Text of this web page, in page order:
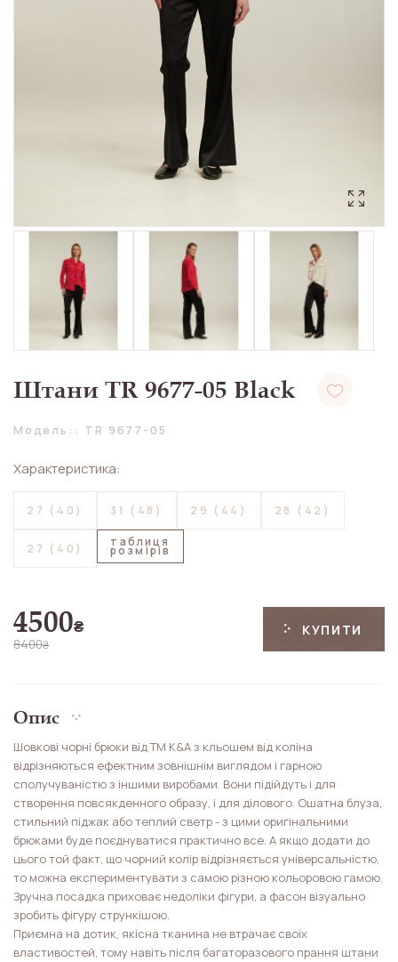
Штани TR 9677-05 Black
Модель:: TR 9677-05
Характеристика:
27 (40) 31 (48) 29 (44) 28 (42)
27 (40) таблиця
розмірів
4500₴
8400₴
КУПИТИ
Опис
Шовкові чорні брюки від ТМ K&A з кльошем від коліна
відрізняються ефектним зовнішнім виглядом і гарною
сполучуваністю з іншими виробами. Вони підійдуть і для
створення повсякденного образу, і для ділового. Ошатна блуза,
стильний піджак або теплий светр - з цими оригінальними
брюками буде поєднуватися практично все. А якщо додати до
цього той факт, що чорний колір відрізняється універсальністю,
то можна експериментувати з самою різною кольоровою гамою.
Зручна посадка приховає недоліки фігури, а фасон візуально
зробить фігуру стрункішою.
Приємна на дотик, якісна тканина не втрачає своїх
властивостей, тому навіть після багаторазового прання штани